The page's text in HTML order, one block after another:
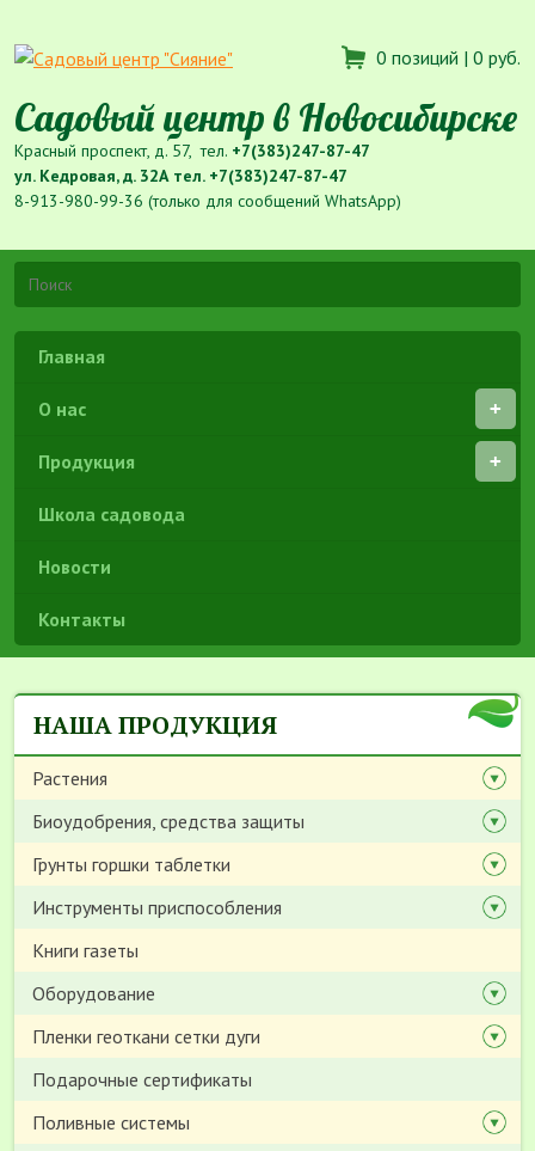
0 позиций | 0 руб.
Садовый центр в Новосибирске
Красный проспект, д. 57, тел. +7(383)247-87-47
ул. Кедровая, д. 32А тел. +7(383)247-87-47
8-913-980-99-36 (только для сообщений WhatsApp)
Главная
О нас
Продукция
Школа садовода
Новости
Контакты
НАША ПРОДУКЦИЯ
Растения
Биоудобрения, средства защиты
Грунты горшки таблетки
Инструменты приспособления
Книги газеты
Оборудование
Пленки геоткани сетки дуги
Подарочные сертификаты
Поливные системы